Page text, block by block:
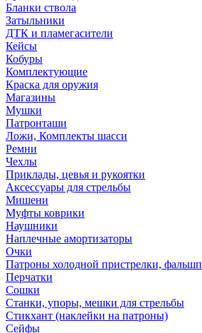
Бланки ствола
Затыльники
ДТК и пламегасители
Кейсы
Кобуры
Комплектующие
Краска для оружия
Магазины
Мушки
Патронташи
Ложи, Комплекты шасси
Ремни
Чехлы
Приклады, цевья и рукоятки
Аксессуары для стрельбы
Мишени
Муфты коврики
Наушники
Наплечные амортизаторы
Очки
Патроны холодной пристрелки,
Перчатки
Сошки
Станки, упоры, мешки для стрельбы
Стикхант (наклейки на патроны)
Сейфы